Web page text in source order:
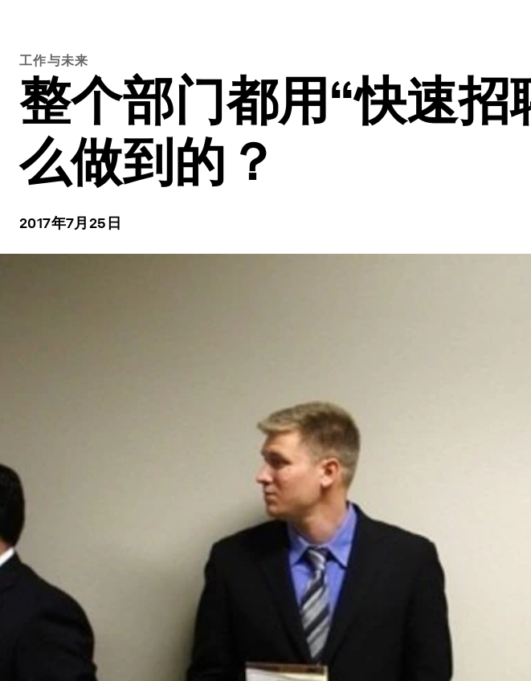
工作与未来
整个部门都用“快速招
么做到的？
2017年7月25日